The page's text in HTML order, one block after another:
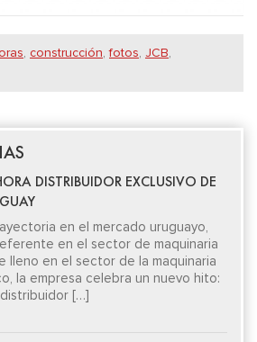
, construcción,fotos, JCB,
DISTRIBUIDOR EXCLUSIVO DE
en el mercado uruguayo,
en el sector de maquinaria
lleno en el sector de la maquinaria
la empresa celebra un nuevo hito:
[…]